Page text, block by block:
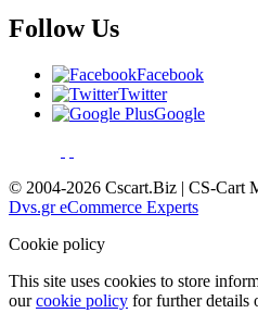
Follow Us
Facebook
Twitter
Google
© 2004-2026 Cscart.Biz | CS-Cart
Dvs.gr eCommerce Experts
Cookie policy
This site uses cookies to store
ourcookie policy for further details